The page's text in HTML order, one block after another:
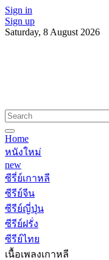
Sign in
Sign up
Saturday, 8 August 2026
Home
หนังใหม่
new
ซีรี่ย์เกาหลี
ซีรีย์จีน
ซีรีย์ญี่ปุ่น
ซีรีย์ฝรั่ง
ซีรีย์ไทย
เนื้อเพลงเกาหลี